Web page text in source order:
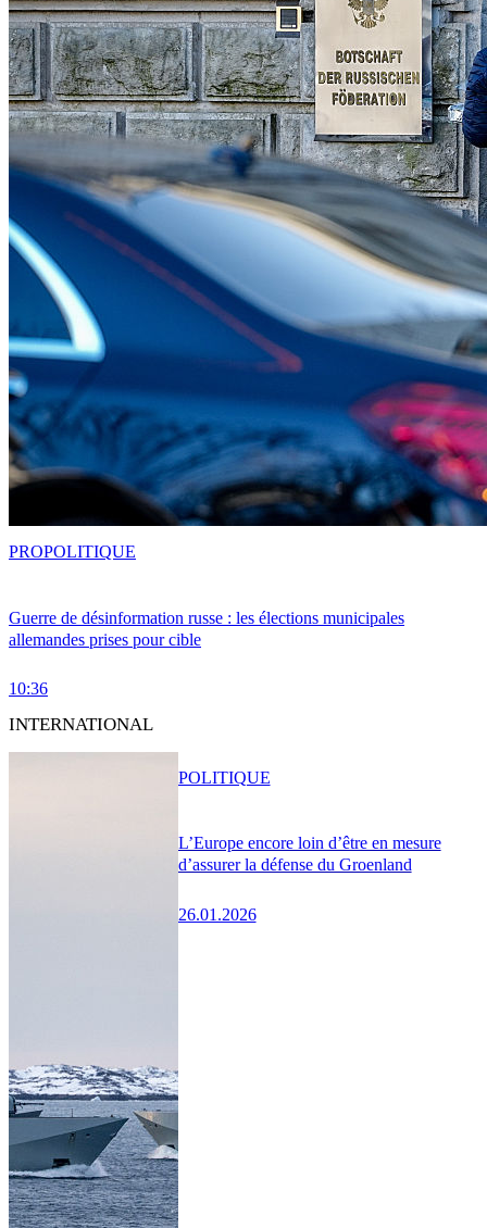
Guerre de désinformation russe : les élections municipales
allemandes prises pour cible
10:36
PROPOLITIQUE
INTERNATIONAL
L’Europe encore loin d’être en mesure
d’assurer la défense du Groenland
26.01.2026
POLITIQUE